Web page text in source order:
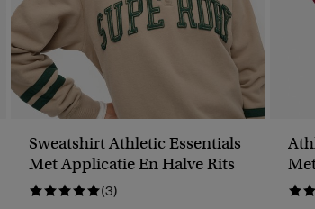
Sweatshirt Athletic Essentials
Met Applicatie En Halve Rits
(3)